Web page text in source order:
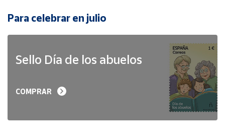
Para celebrar en julio
Sello Día de los abuelos
COMPRAR